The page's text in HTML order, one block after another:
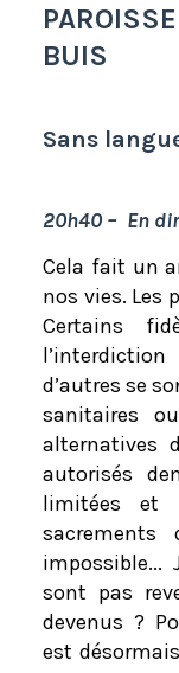
BUIS
Sans
20h40 – En
Cela fait un
nos vies. Les
Certains
d’autres se
sanitaires
alternatives
autorisés
limitées et
impossible...
sont pas
devenus ?
est